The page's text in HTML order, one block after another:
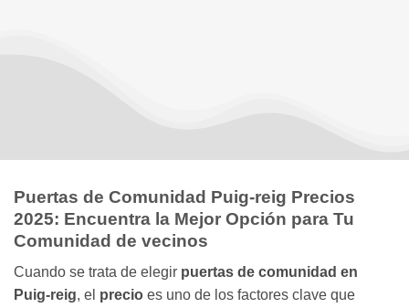
Puertas de Comunidad Puig-reig Precios
2025: Encuentra la Mejor Opción para Tu
Comunidad de vecinos
Cuando se trata de elegir puertas de comunidad en
Puig-reig, el precio es uno de los factores clave que